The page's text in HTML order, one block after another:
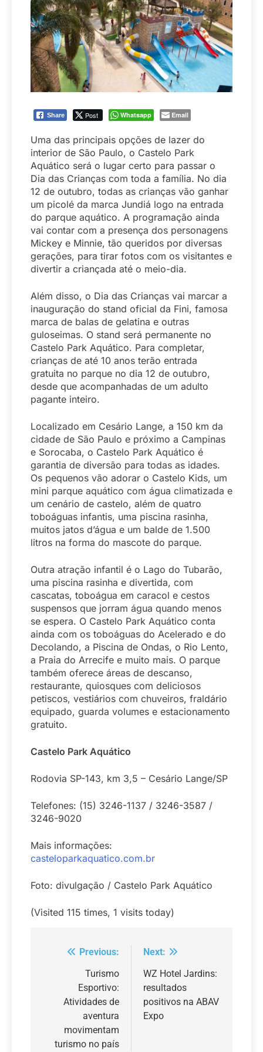
Share Post Whatsapp Email
Uma das principais opções de lazer do
interior de São Paulo, o Castelo Park
Aquático será o lugar certo para passar o
Dia das Crianças com toda a família. No dia
12 de outubro, todas as crianças vão ganhar
um picolé da marca Jundiá logo na entrada
do parque aquático. A programação ainda
vai contar com a presença dos personagens
Mickey e Minnie, tão queridos por diversas
gerações, para tirar fotos com os visitantes e
divertir a criançada até o meio-dia.
Além disso, o Dia das Crianças vai marcar a
inauguração do stand oficial da Fini, famosa
marca de balas de gelatina e outras
guloseimas. O stand será permanente no
Castelo Park Aquático. Para completar,
crianças de até 10 anos terão entrada
gratuita no parque no dia 12 de outubro,
desde que acompanhadas de um adulto
pagante inteiro.
Localizado em Cesário Lange, a 150 km da
cidade de São Paulo e próximo a Campinas
e Sorocaba, o Castelo Park Aquático é
garantia de diversão para todas as idades.
Os pequenos vão adorar o Castelo Kids, um
mini parque aquático com água climatizada e
um cenário de castelo, além de quatro
toboáguas infantis, uma piscina rasinha,
muitos jatos d’água e um balde de 1.500
litros na forma do mascote do parque.
Outra atração infantil é o Lago do Tubarão,
uma piscina rasinha e divertida, com
cascatas, toboágua em caracol e cestos
suspensos que jorram água quando menos
se espera. O Castelo Park Aquático conta
ainda com os toboáguas do Acelerado e do
Decolando, a Piscina de Ondas, o Rio Lento,
a Praia do Arrecife e muito mais. O parque
também oferece áreas de descanso,
restaurante, quiosques com deliciosos
petiscos, vestiários com chuveiros, fraldário
equipado, guarda volumes e estacionamento
gratuito.
Castelo Park Aquático
Rodovia SP-143, km 3,5 – Cesário Lange/SP
Telefones: (15) 3246-1137 / 3246-3587 /
3246-9020
Mais informações:
casteloparkaquatico.com.br
Foto: divulgação / Castelo Park Aquático
(Visited 115 times, 1 visits today)
Navegação
Post
Previous:
Turismo
Esportivo:
Atividades de
aventura
movimentam
turismo no país
Next:
WZ Hotel Jardins:
resultados
positivos na ABAV
Expo